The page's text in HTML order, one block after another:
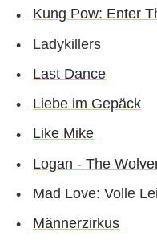
Kung Pow: Enter
Ladykillers
Last Dance
Liebe im Gepäck
Like Mike
Logan - The
Mad Love: Volle
Männerzirkus